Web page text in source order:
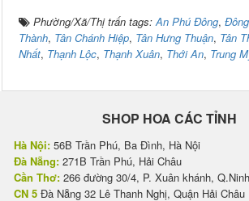
Phường/Xã/Thị trấn tags:An Phú Đông,
Thành, Tân Chánh Hiệp, Tân Hưng Thuận, Tân
Nhất, Thạnh Lộc, Thạnh Xuân, Thới An, Trung
SHOP HOA CÁC TỈNH
Hà Nội: 56B Trần Phú, Ba Đình, Hà Nội
Đà Nẵng: 271B Trần Phú, Hải Châu
Cần Thơ: 266 đường 30/4, P. Xuân khánh,
CN 5 Đà Nẵng 32 Lê Thanh Nghị, Quận Hải Châu